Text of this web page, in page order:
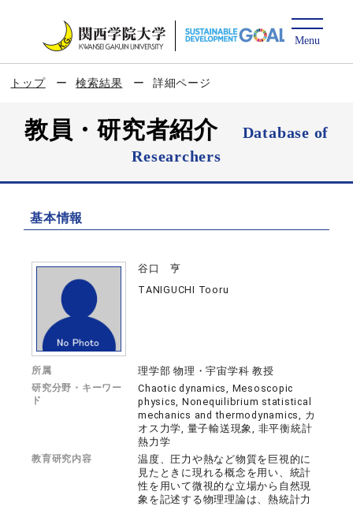
トップ 検索結果 詳細ページ
教員・研究者紹介
Database of
Researchers
基本情報
谷口 亨
TANIGUCHI Tooru
所属 理学部 物理・宇宙学科 教授
研究分野・キーワー
ド
Chaotic dynamics, Mesoscopic
physics, Nonequilibrium statistical
mechanics and thermodynamics, カ
オス力学, 量子輸送現象, 非平衡統計
熱力学
教育研究内容
温度、圧力や熱など物質を巨視的に
見たときに現れる概念を用い、統計
性を用いて微視的な立場から自然現
象を記述する物理理論は、熱統計力